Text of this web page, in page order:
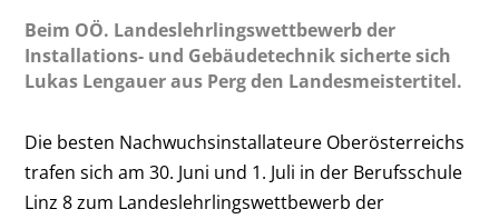
Beim OÖ. Landeslehrlingswettbewerb der
Installations- und Gebäudetechnik sicherte sich
Lukas Lengauer aus Perg den Landesmeistertitel.
Die besten Nachwuchsinstallateure Oberösterreichs
trafen sich am 30. Juni und 1. Juli in der Berufsschule
Linz 8 zum Landeslehrlingswettbewerb der